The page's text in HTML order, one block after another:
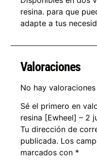
resina. para que
adapte a tus
Valoraciones
No hay valoraciones
Sé el primero en
resina [Ewheel] – 2
Tu dirección de
publicada. Los
marcados con *